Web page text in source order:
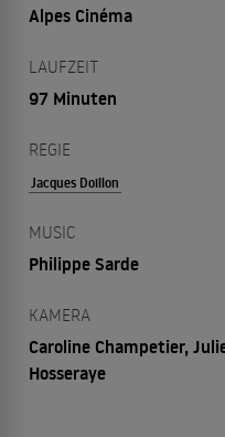
Alpes Cinéma
LAUFZEIT
97 Minuten
REGIE
Jacques Doillon
MUSIC
Philippe Sarde
KAMERA
Caroline Champetier,
Hosseraye